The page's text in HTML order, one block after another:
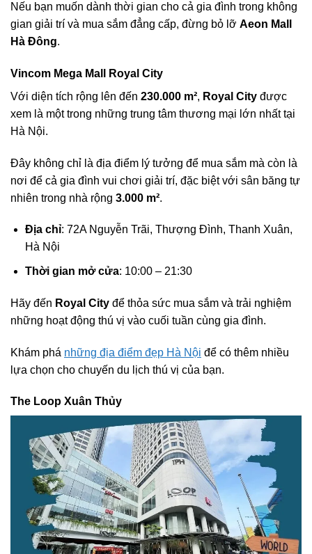
Nếu bạn muốn dành thời gian cho cả gia đình trong không
gian giải trí và mua sắm đẳng cấp, đừng bỏ lỡ Aeon Mall
Hà Đông.
Vincom Mega Mall Royal City
Với diện tích rộng lên đến 230.000 m², Royal City được
xem là một trong những trung tâm thương mại lớn nhất tại
Hà Nội.
Đây không chỉ là địa điểm lý tưởng để mua sắm mà còn là
nơi để cả gia đình vui chơi giải trí, đặc biệt với sân băng tự
nhiên trong nhà rộng 3.000 m².
Địa chỉ: 72A Nguyễn Trãi, Thượng Đình, Thanh Xuân,
Hà Nội
Thời gian mở cửa: 10:00 – 21:30
Hãy đến Royal City để thỏa sức mua sắm và trải nghiệm
những hoạt động thú vị vào cuối tuần cùng gia đình.
Khám phá những địa điểm đẹp Hà Nội để có thêm nhiều
lựa chọn cho chuyến du lịch thú vị của bạn.
The Loop Xuân Thủy